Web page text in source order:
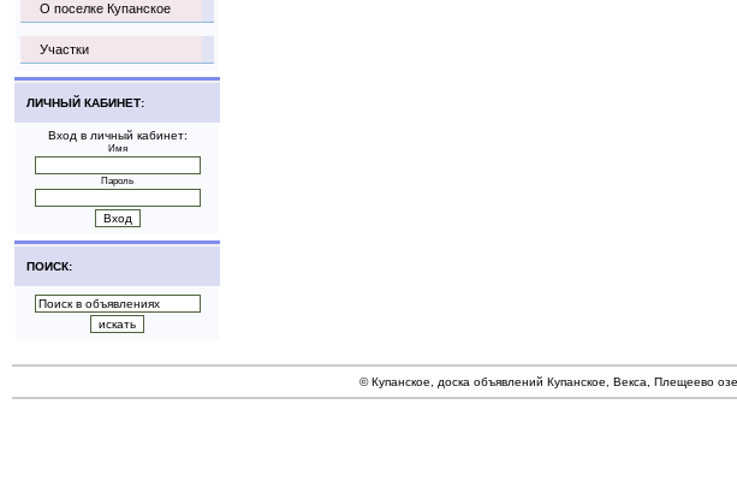
О поселке Купанское
Участки
ЛИЧНЫЙ КАБИНЕТ:
Вход в личный кабинет:
Имя
Пароль
ПОИСК:
© Купанское, доска объявлений Купанское, Векса, Плещеево